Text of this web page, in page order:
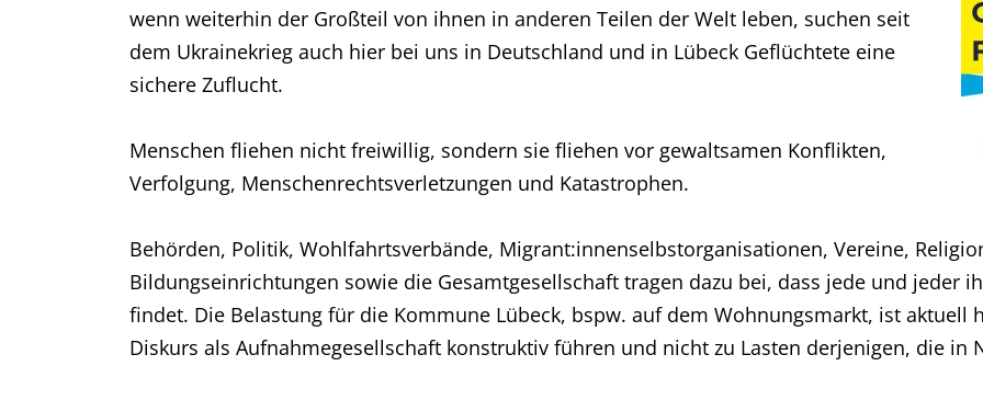
wenn weiterhin der Großteil von ihnen in anderen Teilen der Welt leben, suchen seit
dem Ukrainekrieg auch hier bei uns in Deutschland und in Lübeck Geflüchtete eine
sichere Zuflucht.
Menschen fliehen nicht freiwillig, sondern sie fliehen vor gewaltsamen Konflikten,
Verfolgung, Menschenrechtsverletzungen und Katastrophen.
Behörden, Politik, Wohlfahrtsverbände, Migrant:innenselbstorganisationen, Vereine,
Bildungseinrichtungen sowie die Gesamtgesellschaft tragen dazu bei, dass jede und jeder
findet. Die Belastung für die Kommune Lübeck, bspw. auf dem Wohnungsmarkt, ist aktuell
Diskurs als Aufnahmegesellschaft konstruktiv führen und nicht zu Lasten derjenigen, die in